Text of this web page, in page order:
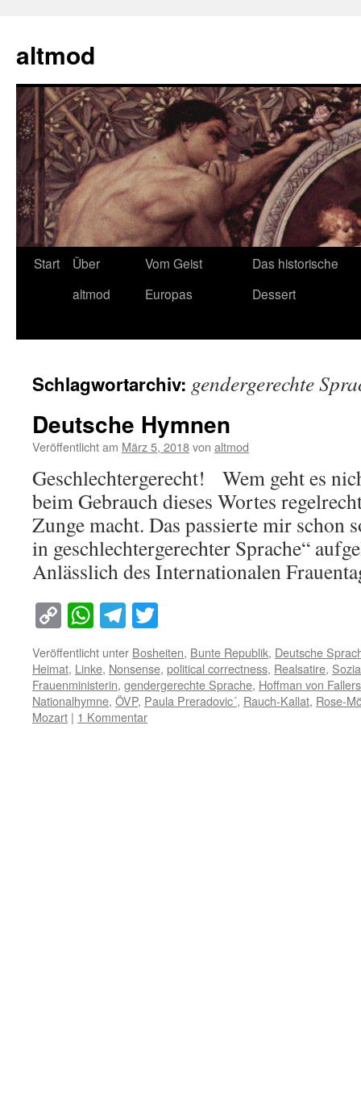
springen
altmod
Start
Über
altmod
Vom Geist
Europas
Das historische
Dessert
Schlagwortarchiv: gendergerechte
Deutsche Hymnen
Veröffentlicht am März 5, 2018von altmod
Geschlechtergerecht! Wem geht es
beim Gebrauch dieses Wortes
Zunge macht. Das passierte mir schon
in geschlechtergerechter Sprache“
Anlässlich des Internationalen
Copy
Link
WhatsApp
Telegram
Veröffentlicht unter Bosheiten, Bunte Republik, Deutsche
Heimat, Linke, Nonsense, political correctness, Realsatire,
Frauenministerin, gendergerechte Sprache, Hoffman von
Nationalhymne, ÖVP, Paula Preradovic´, Rauch-Kallat, Rose-
Mozart | 1 Kommentar